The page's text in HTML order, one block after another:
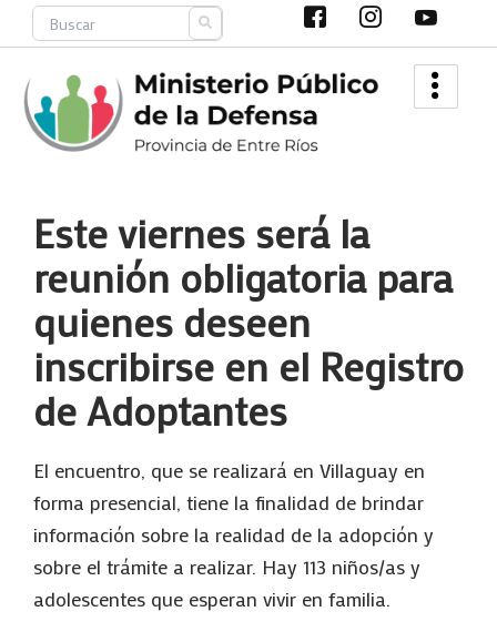
Search
Este viernes será la
reunión obligatoria para
quienes deseen
inscribirse en el Registro
de Adoptantes
El encuentro, que se realizará en Villaguay en
forma presencial, tiene la finalidad de brindar
información sobre la realidad de la adopción y
sobre el trámite a realizar. Hay 113 niños/as y
adolescentes que esperan vivir en familia.